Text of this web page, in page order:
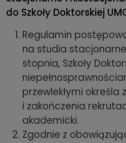
do Szkoły Doktorskiej
Regulamin
na studia
stopnia, Szkoły
przewlekłymi
i zakończenia
akademicki.
Zgodnie z